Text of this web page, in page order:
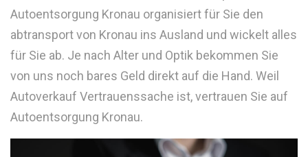
Autoentsorgung Kronau organisiert für Sie den
abtransport von Kronau ins Ausland und wickelt alles
für Sie ab. Je nach Alter und Optik bekommen Sie
von uns noch bares Geld direkt auf die Hand. Weil
Autoverkauf Vertrauenssache ist, vertrauen Sie auf
Autoentsorgung Kronau.